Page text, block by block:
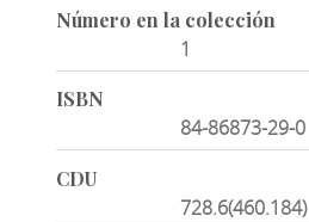
Número en la colección
1
ISBN
84-86873-29-0
CDU
728.6(460.184)